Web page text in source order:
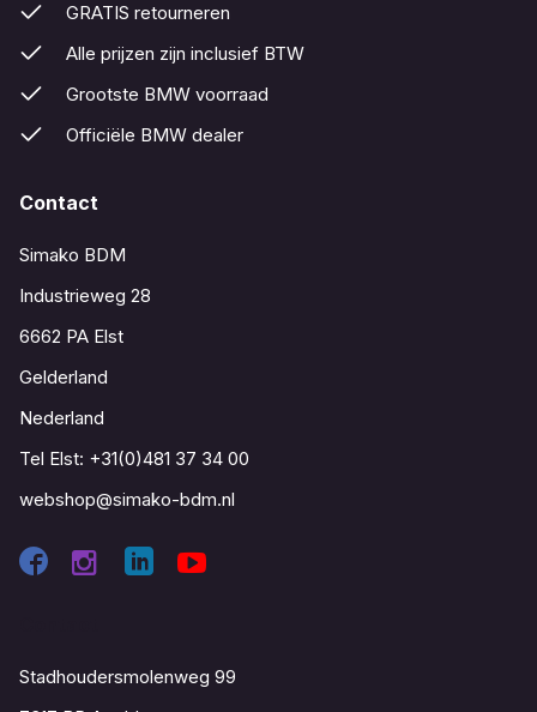
GRATIS retourneren
Alle prijzen zijn inclusief BTW
Grootste BMW voorraad
Officiële BMW dealer
Contact
Simako BDM
Industrieweg 28
6662 PA Elst
Gelderland
Nederland
Tel Elst: +31(0)481 37 34 00
webshop@simako-bdm.nl
Stadhoudersmolenweg 99